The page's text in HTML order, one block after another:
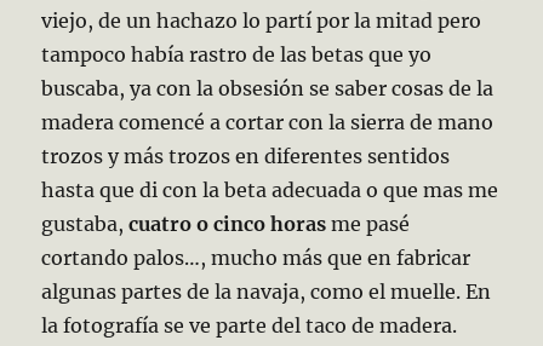
viejo, de un hachazo lo partí por la mitad pero
tampoco había rastro de las betas que yo
buscaba, ya con la obsesión se saber cosas de la
madera comencé a cortar con la sierra de mano
trozos y más trozos en diferentes sentidos
hasta que di con la beta adecuada o que mas me
gustaba,cuatro o cinco horas me pasé
cortando palos…, mucho más que en fabricar
algunas partes de la navaja, como el muelle. En
la fotografía se ve parte del taco de madera.